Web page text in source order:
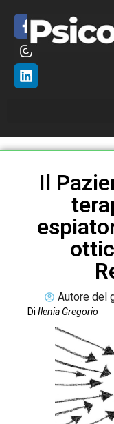
Il
Autore del
Di Ilenia Gregorio